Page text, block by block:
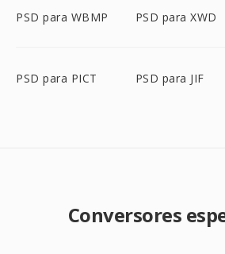
PSD para WBMP PSD para XWD
PSD para PICT PSD para JIF
Conversores